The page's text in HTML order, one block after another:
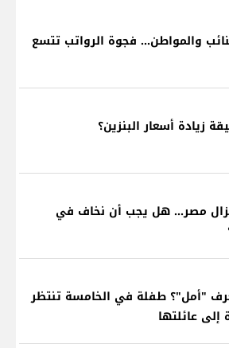
والمواطن... فجوة الرواتب تتسع
زيادة أسعار البنزين؟
مصر... هل يجب أن نخاف في
"أمل"؟ طفلة في الخامسة تنتظر
إلى عائلتها